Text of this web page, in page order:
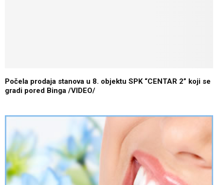
Počela prodaja stanova u 8. objektu SPK “CENTAR 2” koji se
gradi pored Binga /VIDEO/